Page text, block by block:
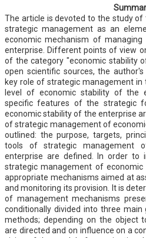
The article is devoted to the study
strategic management as an
economic mechanism of
enterprise. Different points of view
of the category "economic stability
open scientific sources, the
key role of strategic management in
level of economic stability of the
specific features of the strategic
economic stability of the enterprise
of strategic management of
outlined: the purpose, targets,
tools of strategic management
enterprise are defined. In order to
strategic management of
appropriate mechanisms aimed at
and monitoring its provision. It is
of management mechanisms
conditionally divided into three main
methods; depending on the object
are directed and on influence on a